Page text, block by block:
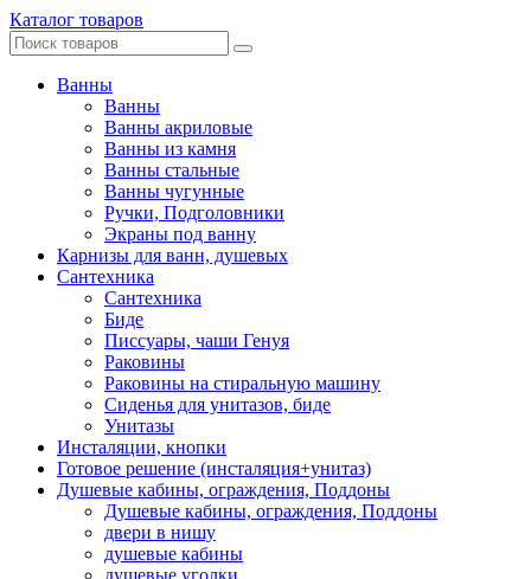
Каталог товаров
Ванны
Ванны
Ванны акриловые
Ванны из камня
Ванны стальные
Ванны чугунные
Ручки, Подголовники
Экраны под ванну
Карнизы для ванн, душевых
Сантехника
Сантехника
Биде
Писсуары, чаши Генуя
Раковины
Раковины на стиральную машину
Сиденья для унитазов, биде
Унитазы
Инсталяции, кнопки
Готовое решение (инсталяция+унитаз)
Душевые кабины, ограждения, Поддоны
Душевые кабины, ограждения, Поддоны
двери в нишу
душевые кабины
душевые уголки